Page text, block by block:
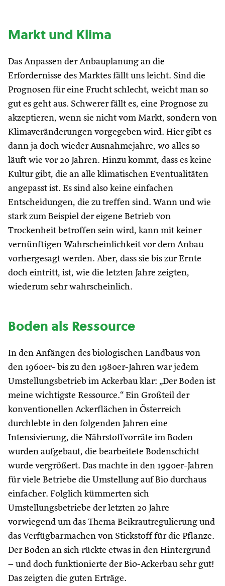
Markt und Klima
Das Anpassen der Anbauplanung an die
Erfordernisse des Marktes fällt uns leicht. Sind die
Prognosen für eine Frucht schlecht, weicht man so
gut es geht aus. Schwerer fällt es, eine Prognose zu
akzeptieren, wenn sie nicht vom Markt, sondern von
Klimaveränderungen vorgegeben wird. Hier gibt es
dann ja doch wieder Ausnahmejahre, wo alles so
läuft wie vor 20 Jahren. Hinzu kommt, dass es keine
Kultur gibt, die an alle klimatischen Eventualitäten
angepasst ist. Es sind also keine einfachen
Entscheidungen, die zu treffen sind. Wann und wie
stark zum Beispiel der eigene Betrieb von
Trockenheit betroffen sein wird, kann mit keiner
vernünftigen Wahrscheinlichkeit vor dem Anbau
vorhergesagt werden. Aber, dass sie bis zur Ernte
doch eintritt, ist, wie die letzten Jahre zeigten,
wiederum sehr wahrscheinlich.
Boden als Ressource
In den Anfängen des biologischen Landbaus von
den 1960er- bis zu den 1980er-Jahren war jedem
Umstellungsbetrieb im Ackerbau klar: „Der Boden ist
meine wichtigste Ressource.“ Ein Großteil der
konventionellen Ackerflächen in Österreich
durchlebte in den folgenden Jahren eine
Intensivierung, die Nährstoffvorräte im Boden
wurden aufgebaut, die bearbeitete Bodenschicht
wurde vergrößert. Das machte in den 1990er-Jahren
für viele Betriebe die Umstellung auf Bio durchaus
einfacher. Folglich kümmerten sich
Umstellungsbetriebe der letzten 20 Jahre
vorwiegend um das Thema Beikrautregulierung und
das Verfügbarmachen von Stickstoff für die Pflanze.
Der Boden an sich rückte etwas in den Hintergrund
– und doch funktionierte der Bio-Ackerbau sehr gut!
Das zeigten die guten Erträge.